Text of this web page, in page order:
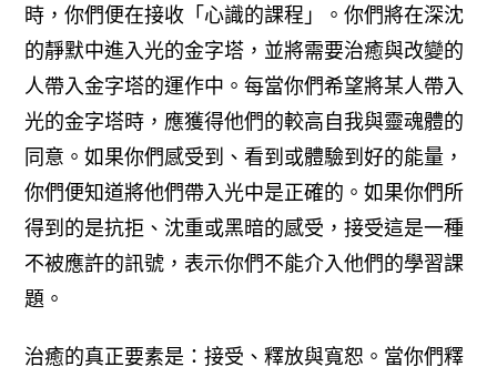
時，你們便在接收「心識的課程」。你們將在深沈
的靜默中進入光的金字塔，並將需要治癒與改變的
人帶入金字塔的運作中。每當你們希望將某人帶入
光的金字塔時，應獲得他們的較高自我與靈魂體的
同意。如果你們感受到、看到或體驗到好的能量，
你們便知道將他們帶入光中是正確的。如果你們所
得到的是抗拒、沈重或黑暗的感受，接受這是一種
不被應許的訊號，表示你們不能介入他們的學習課
題。
治癒的真正要素是：接受、釋放與寬恕。當你們釋